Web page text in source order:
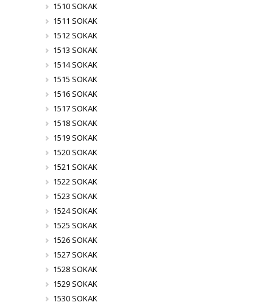
1510 SOKAK
1511 SOKAK
1512 SOKAK
1513 SOKAK
1514 SOKAK
1515 SOKAK
1516 SOKAK
1517 SOKAK
1518 SOKAK
1519 SOKAK
1520 SOKAK
1521 SOKAK
1522 SOKAK
1523 SOKAK
1524 SOKAK
1525 SOKAK
1526 SOKAK
1527 SOKAK
1528 SOKAK
1529 SOKAK
1530 SOKAK